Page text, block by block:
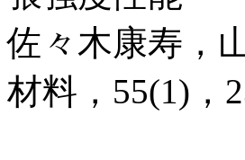
佐々木康寿，
材料，55(1)，